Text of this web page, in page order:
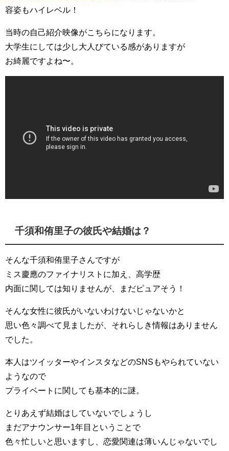
容姿もハイレベル！
当時の自己紹介映像がこちらになります。
大学生にしては少し大人びている感がありますが
お綺麗ですよね〜。
千須和侑里子の彼氏や結婚は？
そんな千須和侑里子さんですが
ミス慶應のファイナリストに加え、高学歴
内面に関しては知りませんが、まだピュアそう！
そんな女性に彼氏がいないわけないじゃないかと
思い色々調べて見ましたが、それらしき情報はありません
でした。
本人はツイッターやインスタなどのSNSもやられていない
ようなので
プライベートに関しても基本的に謎。
とりあえず結婚はしていないでしょうし
まだアナウンサー1年目ということで
色々忙しいと思いますし、恋愛関連は薄いんじゃないでし